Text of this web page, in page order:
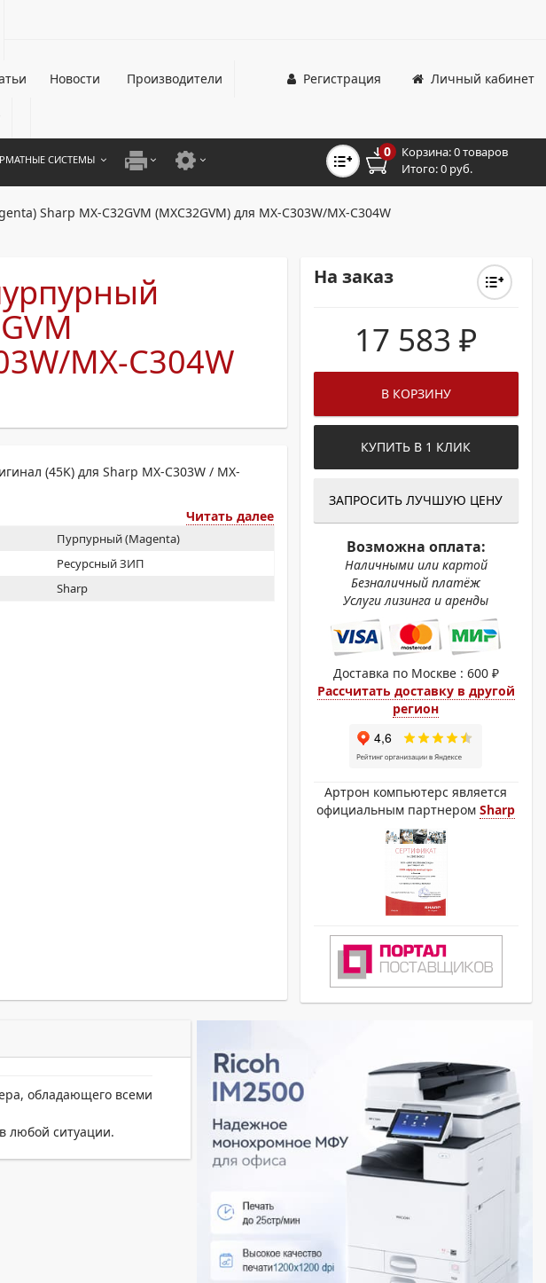
Новости Производители Личный кабинет
Регистрация
СИСТЕМЫ
А4 МОНОХРОМНЫЕ
ЦВЕТНЫЕ ПРИНТЕРЫ
ДЛЯ ШИРОКОФОРМАТНЫХ СИСТЕМ
0 Корзина:0 товаров
Итого:0 руб.
Sharp MX-C32GVM (MXC32GVM) для MX-C303W/MX-C304W
MX-C304W
(45K) для Sharp MX-C303W / MX-
Читать далее
Пурпурный (Magenta)
Ресурсный ЗИП
Sharp
На заказ
17 583₽
В КОРЗИНУ
КУПИТЬ В 1 КЛИК
ЗАПРОСИТЬ ЛУЧШУЮ ЦЕНУ
Возможна оплата:
Наличными или картой
Безналичный платёж
Услуги лизинга и аренды
Доставка по Москве : 600 ₽
Рассчитать доставку в другой
регион
Артрон компьютерс является
официальным партнеромSharp
обладающего всеми
любой ситуации.